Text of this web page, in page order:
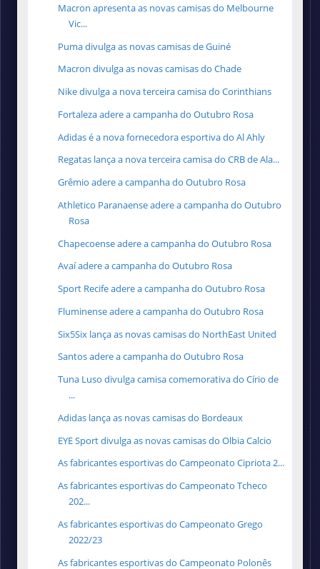
Macron apresenta as novas camisas do Melbourne
Vic...
Puma divulga as novas camisas de Guiné
Macron divulga as novas camisas do Chade
Nike divulga a nova terceira camisa do Corinthians
Fortaleza adere a campanha do Outubro Rosa
Adidas é a nova fornecedora esportiva do Al Ahly
Regatas lança a nova terceira camisa do CRB de Ala...
Grêmio adere a campanha do Outubro Rosa
Athletico Paranaense adere a campanha do Outubro
Rosa
Chapecoense adere a campanha do Outubro Rosa
Avaí adere a campanha do Outubro Rosa
Sport Recife adere a campanha do Outubro Rosa
Fluminense adere a campanha do Outubro Rosa
Six5Six lança as novas camisas do NorthEast United
Santos adere a campanha do Outubro Rosa
Tuna Luso divulga camisa comemorativa do Círio de
...
Adidas lança as novas camisas do Bordeaux
EYE Sport divulga as novas camisas do Olbia Calcio
As fabricantes esportivas do Campeonato Cipriota 2...
As fabricantes esportivas do Campeonato Tcheco
202...
As fabricantes esportivas do Campeonato Grego
2022/23
As fabricantes esportivas do Campeonato Polonês